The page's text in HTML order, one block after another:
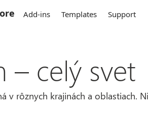
Add-ins Templates Support
– celý svet
v rôznych krajinách a oblastiach.